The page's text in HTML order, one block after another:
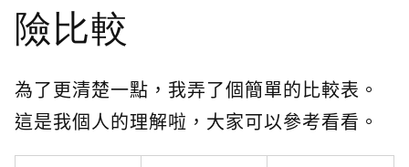
險比較
為了更清楚一點，我弄了個簡單的比較表。
這是我個人的理解啦，大家可以參考看看。